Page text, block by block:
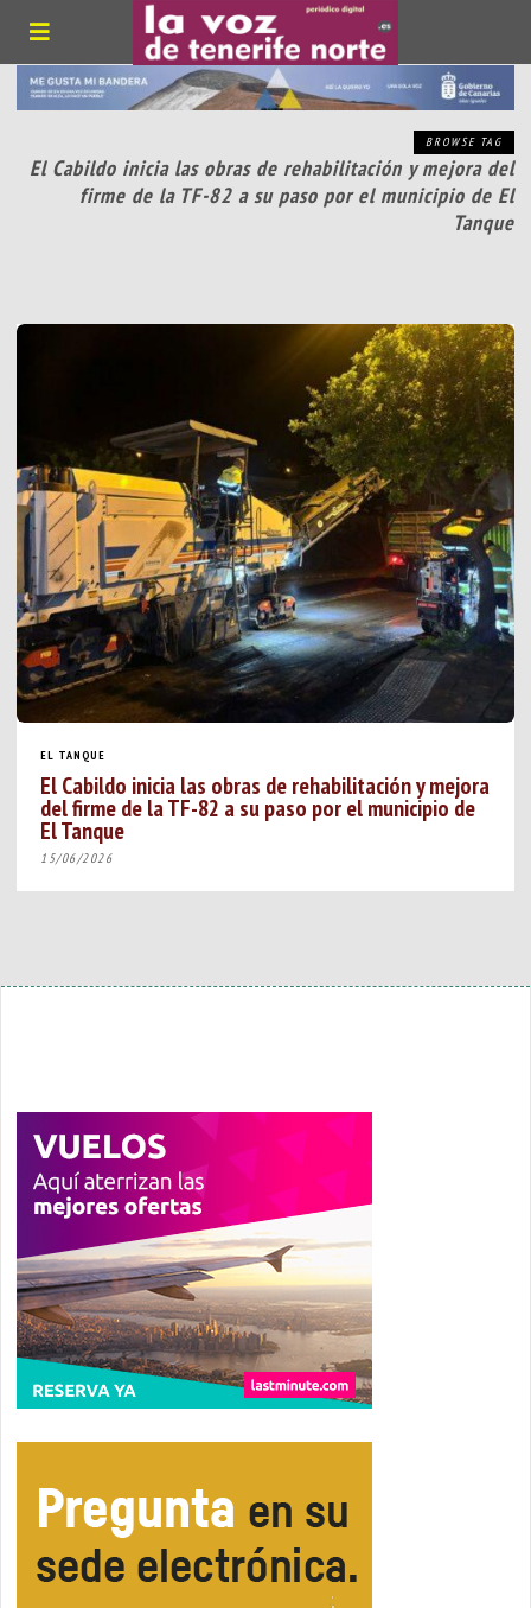
BROWSE TAG
El Cabildo inicia las obras de rehabilitación y mejora del
firme de la TF-82 a su paso por el municipio de El
Tanque
EL TANQUE
El Cabildo inicia las obras de rehabilitación y mejora
del firme de la TF-82 a su paso por el municipio de
El Tanque
15/06/2026